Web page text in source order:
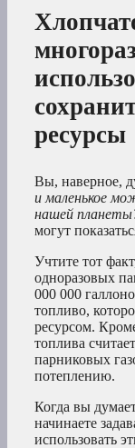
ресурсы
Вы, наверное,
и маленькое
нашей
могут
Учтите тот
одноразовых
000 000
топливо,
ресурсом.
топлива
парниковых
потеплению.
Когда вы
начинаете
использовать